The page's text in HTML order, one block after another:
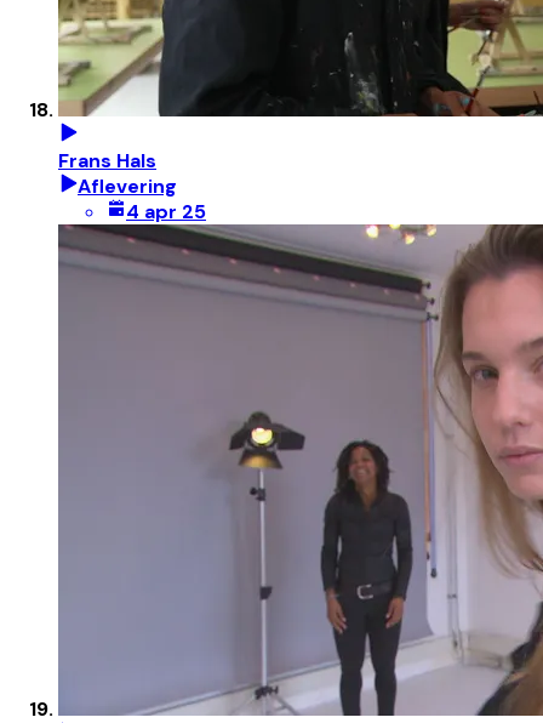
Frans Hals
Aflevering
4 apr 25